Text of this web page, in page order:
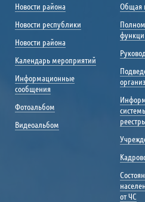
Новости района
Новости республики
Новости района
Календарь мероприятий
Информационные
сообщения
Фотоальбом
Видеоальбом
Общая
от ЧС